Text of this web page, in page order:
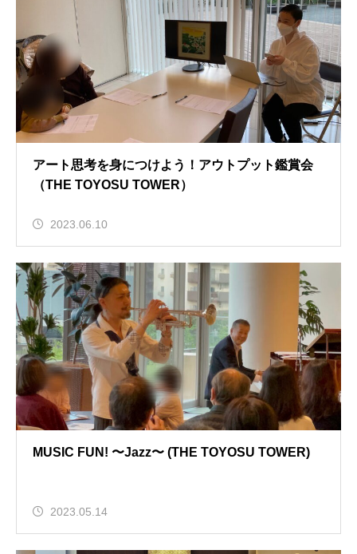
アート思考を身につけよう！アウトプット鑑賞会
（THE TOYOSU TOWER）
2023.06.10
MUSIC FUN! 〜Jazz〜 (THE TOYOSU TOWER)
2023.05.14